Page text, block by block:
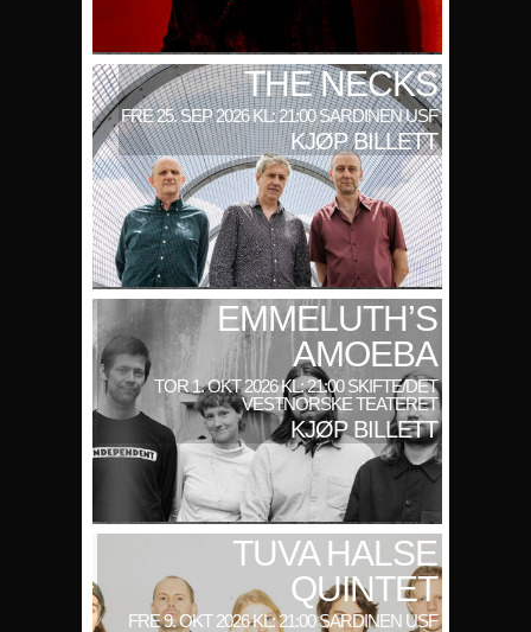
THE NECKS
FRE 25. SEP 2026 KL: 21:00 SARDINEN USF
KJØP BILLETT
EMMELUTH’S
AMOEBA
TOR 1. OKT 2026 KL: 21:00 SKIFTE/DET
VESTNORSKE TEATERET
KJØP BILLETT
TUVA HALSE
QUINTET
FRE 9. OKT 2026 KL: 21:00 SARDINEN USF